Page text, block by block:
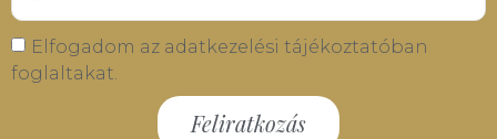
Elfogadom az adatkezelési tájékoztatóban
foglaltakat.
Feliratkozás